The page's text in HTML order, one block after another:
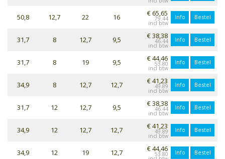
50,8 12,7 22 16 € 65,65
79.44 Info Bestel
31,7 8 12,7 9,5 € 38,38
46.44 Info Bestel
31,7 8 19 9,5 € 44,46
53.80 Info Bestel
34,9 8 12,7 12,7 € 41,23
49.89 Info Bestel
31,7 12 12,7 9,5 € 38,38
46.44 Info Bestel
34,9 12 12,7 12,7 € 41,23
49.89 Info Bestel
34,9 12 19 12,7 € 44,46
53.80 Info Bestel